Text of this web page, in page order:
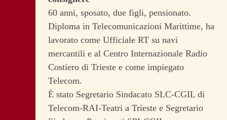
60 anni, sposato, due figli, pensionato.
Diploma in Telecomunicazioni Marittime, ha
lavorato come Ufficiale RT su navi
mercantili e al Centro Internazionale Radio
Costiero di Trieste e come impiegato
Telecom.
È stato Segretario Sindacato SLC-CGIL di
Telecom-RAI-Teatri a Trieste e Segretario